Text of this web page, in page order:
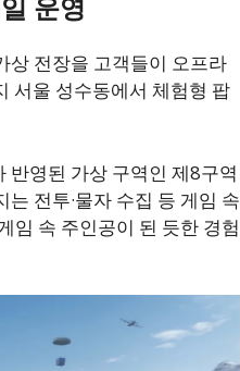
운영
상 전장을 고객들이 오프라
서울 성수동에서 체험형 팝
반영된 가상 구역인 제8구역
전투·물자 수집 등 게임 속
임 속 주인공이 된 듯한 경험